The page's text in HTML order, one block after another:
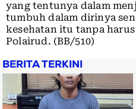
yang tentunya dalam
tumbuh dalam dirinya
kesehatan itu tanpa
Polairud. (BB/510)
BERITA TERKINI